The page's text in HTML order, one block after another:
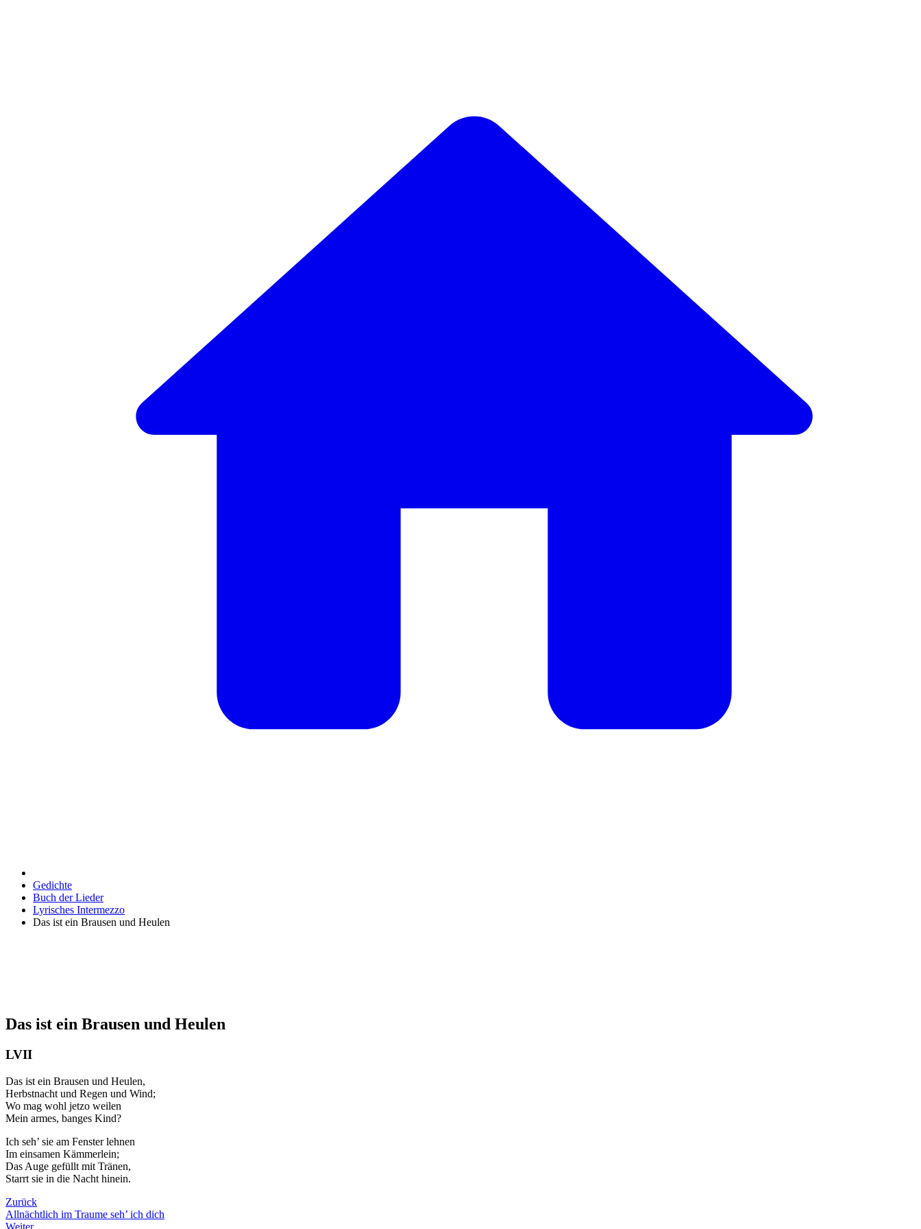
Gedichte
Buch der Lieder
Lyrisches Intermezzo
Das ist ein Brausen und Heulen
Das ist ein Brausen und Heulen
LVII
Das ist ein Brausen und Heulen,
Herbstnacht und Regen und Wind;
Wo mag wohl jetzo weilen
Mein armes, banges Kind?
Ich seh’ sie am Fenster lehnen
Im einsamen Kämmerlein;
Das Auge gefüllt mit Tränen,
Starrt sie in die Nacht hinein.
Zurück
Allnächtlich im Traume seh’ ich dich
Weiter